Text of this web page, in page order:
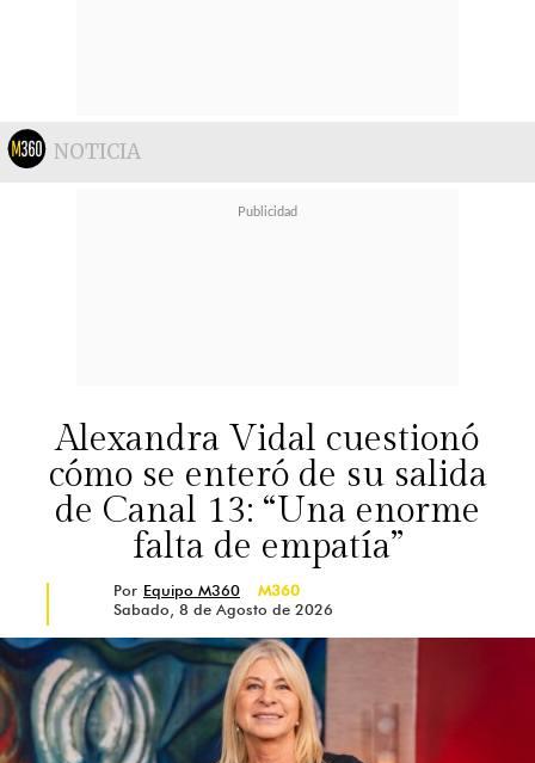
NOTICIA
Alexandra Vidal cuestionó
cómo se enteró de su salida
de Canal 13: “Una enorme
falta de empatía”
Por Equipo M360
M360
Sabado, 8 de Agosto de 2026